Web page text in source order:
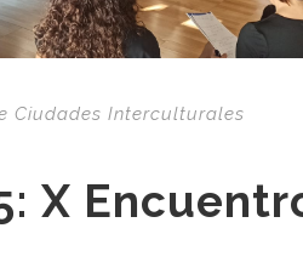
Ciudades Interculturales
X